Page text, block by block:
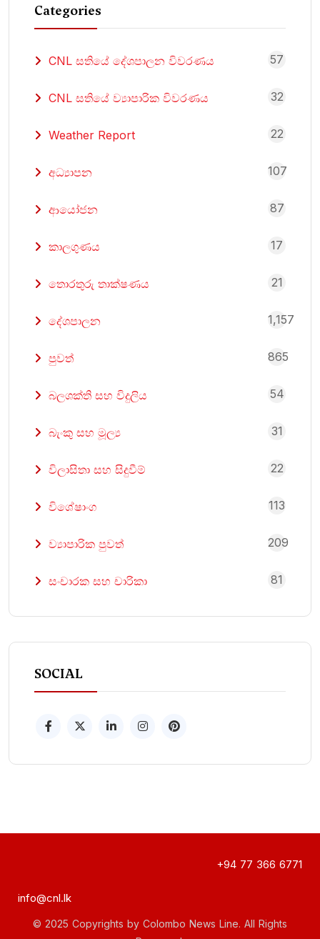
Categories
CNL සතියේ දේශපාලන විවරණය 57
CNL සතියේ ව්‍යාපාරික විවරණය 32
Weather Report 22
අධ්‍යාපන 107
ආයෝජන 87
කාලගුණය 17
තොරතුරු තාක්ෂණය 21
දේශපාලන 1,157
පුවත් 865
බලශක්ති සහ විදුලිය 54
බැංකු සහ මූල්‍ය 31
විලාසිතා සහ සිදුවීම් 22
විශේෂාංග 113
ව්‍යාපාරික පුවත් 209
සංචාරක සහ චාරිකා 81
SOCIAL
+94 77 366 6771
info@cnl.lk
© 2025 Copyrights by Colombo News Line. All Rights